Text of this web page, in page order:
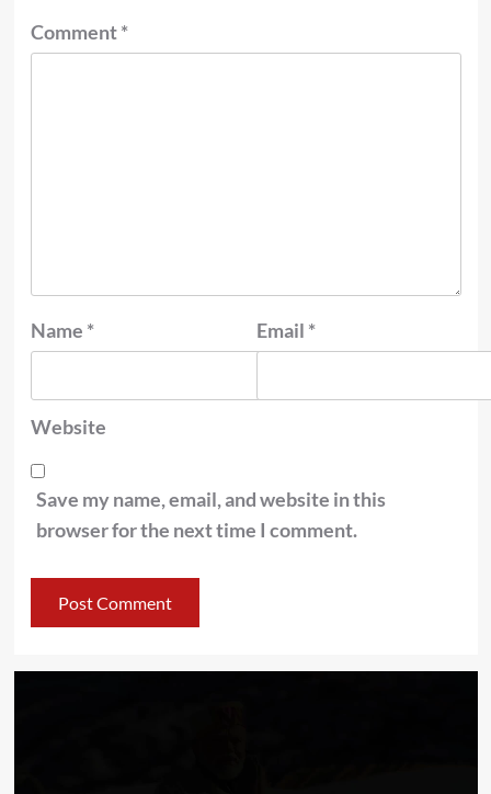
Comment*
Name * Email *
Website
Save my name, email, and website in this
browser for the next time I comment.